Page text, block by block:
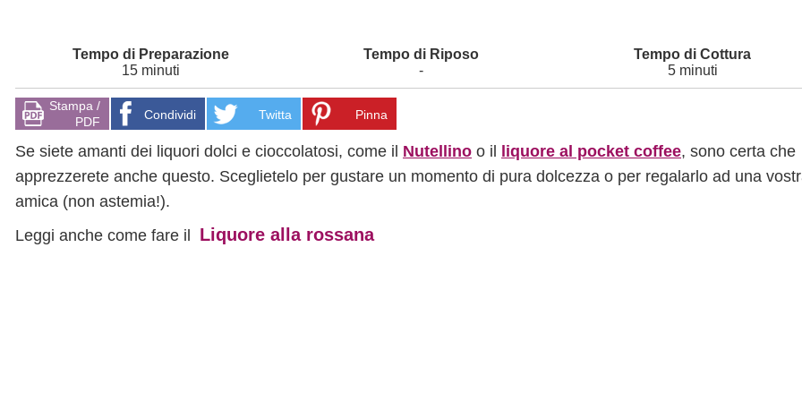
15 minuti - 5 minuti
Stampa /
PDF
Condividi Twitta Pinna
Se siete amanti dei liquori dolci e cioccolatosi, come il Nutellino o il liquore al pocket coffee, sono certa che
apprezzerete anche questo. Sceglietelo per gustare un momento di pura dolcezza o per regalarlo ad una
amica (non astemia!).
Leggi anche come fare il Liquore alla rossana